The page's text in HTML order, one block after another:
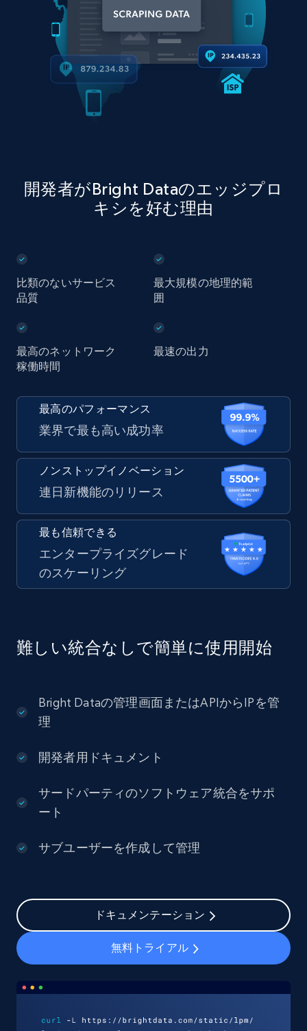
開発者がBright Dataのエッジプロ
キシを好む理由
比類のないサービス
品質
最大規模の地理的範
囲
最高のネットワーク
稼働時間
最速の出力
最高のパフォーマンス
業界で最も高い成功率
ノンストップイノベーション
連日新機能のリリース
最も信頼できる
エンタープライズグレード
のスケーリング
難しい統合なしで簡単に使用開始
Bright Dataの管理画面またはAPIからIPを管
理
開発者用ドキュメント
サードパーティのソフトウェア統合をサポ
ート
サブユーザーを作成して管理
ドキュメンテーション
無料トライアル